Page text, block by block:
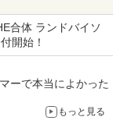
合体 ランドバイソ
開始！
ーで本当によかった
もっと見る